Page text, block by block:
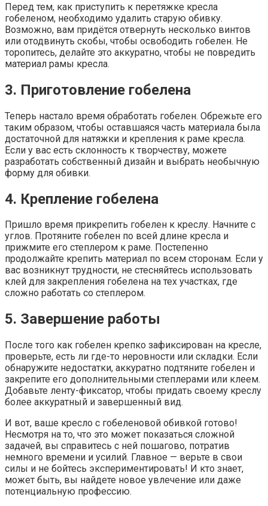
Перед тем, как приступить к перетяжке кресла
гобеленом, необходимо удалить старую обивку.
Возможно, вам придётся отвернуть несколько винтов
или отодвинуть скобы, чтобы освободить гобелен. Не
торопитесь, делайте это аккуратно, чтобы не повредить
материал рамы кресла.
3. Приготовление гобелена
Теперь настало время обработать гобелен. Обрежьте его
таким образом, чтобы оставшаяся часть материала была
достаточной для натяжки и крепления к раме кресла.
Если у вас есть склонность к творчеству, можете
разработать собственный дизайн и выбрать необычную
форму для обивки.
4. Крепление гобелена
Пришло время прикрепить гобелен к креслу. Начните с
углов. Протяните гобелен по всей длине кресла и
прижмите его степлером к раме. Постепенно
продолжайте крепить материал по всем сторонам. Если у
вас возникнут трудности, не стесняйтесь использовать
клей для закрепления гобелена на тех участках, где
сложно работать со степлером.
5. Завершение работы
После того как гобелен крепко зафиксирован на кресле,
проверьте, есть ли где-то неровности или складки. Если
обнаружите недостатки, аккуратно подтяните гобелен и
закрепите его дополнительными степлерами или клеем.
Добавьте ленту-фиксатор, чтобы придать своему креслу
более аккуратный и завершенный вид.
И вот, ваше кресло с гобеленовой обивкой готово!
Несмотря на то, что это может показаться сложной
задачей, вы справитесь с ней пошагово, потратив
немного времени и усилий. Главное — верьте в свои
силы и не бойтесь экспериментировать! И кто знает,
может быть, вы найдете новое увлечение или даже
потенциальную профессию.